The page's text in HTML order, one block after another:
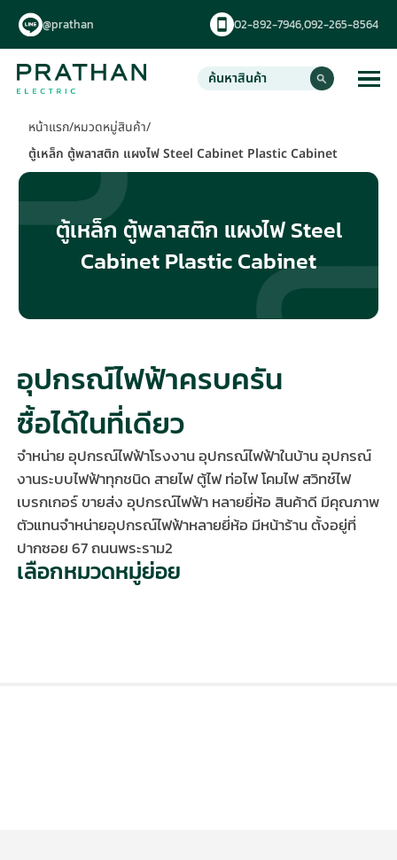
@prathan 02-892-7946,092-265-8564
หน้าแรก/หมวดหมู่สินค้า/
ตู้เหล็ก ตู้พลาสติก แผงไฟ Steel Cabinet Plastic Cabinet
ตู้เหล็ก ตู้พลาสติก แผงไฟ Steel
Cabinet Plastic Cabinet
อุปกรณ์ไฟฟ้าครบครัน
ซื้อได้ในที่เดียว
จำหน่าย อุปกรณ์ไฟฟ้าโรงงาน อุปกรณ์ไฟฟ้าในบ้าน อุปกรณ์
งานระบบไฟฟ้าทุกชนิด สายไฟ ตู้ไฟ ท่อไฟ โคมไฟ สวิทช์ไฟ
เบรกเกอร์ ขายส่ง อุปกรณ์ไฟฟ้า หลายยี่ห้อ สินค้าดี มีคุณภาพ
ตัวแทนจำหน่ายอุปกรณ์ไฟฟ้าหลายยี่ห้อ มีหน้าร้าน ตั้งอยู่ที่
ปากซอย 67 ถนนพระราม2
เลือกหมวดหมู่ย่อย